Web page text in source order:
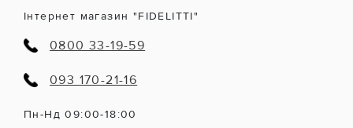
Інтернет магазин "FIDELITTI"
0800 33-19-59
093 170-21-16
Пн-Нд 09:00-18:00